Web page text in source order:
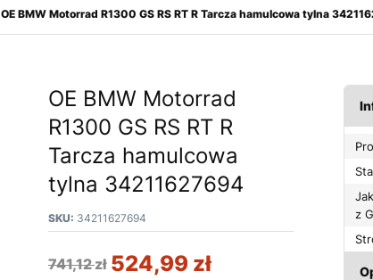
OE BMW Motorrad R1300 GS RS RT R Tarcza hamulcowa tylna
OE BMW Motorrad
R1300 GS RS RT R
Tarcza hamulcowa
tylna 34211627694
SKU: 34211627694
741,12zł 524,99 zł
z